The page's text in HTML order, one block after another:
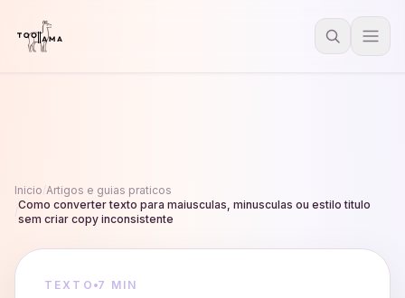
Inicio Artigos e guias praticos
Como converter texto para maiusculas, minusculas ou estilo titulo
sem criar copy inconsistente
TEXTO 7 MIN